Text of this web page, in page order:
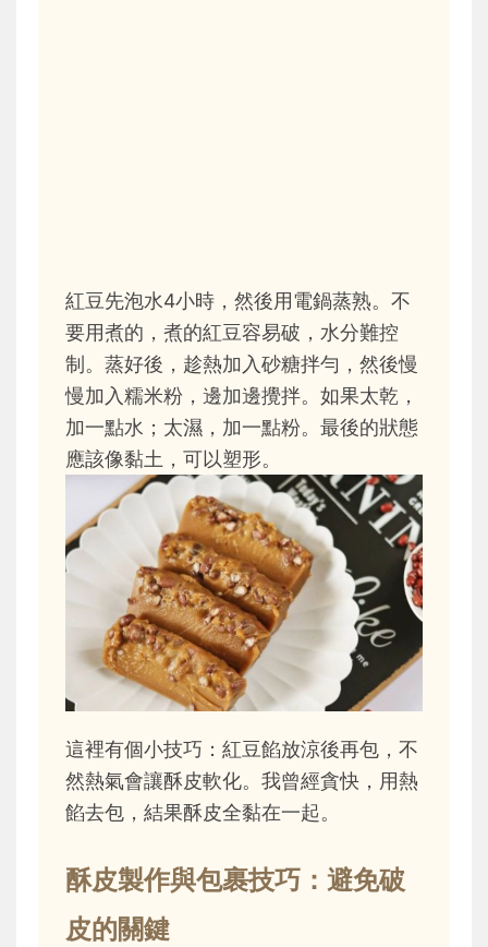
紅豆先泡水4小時，然後用電鍋蒸熟。不
要用煮的，煮的紅豆容易破，水分難控
制。蒸好後，趁熱加入砂糖拌勻，然後慢
慢加入糯米粉，邊加邊攪拌。如果太乾，
加一點水；太濕，加一點粉。最後的狀態
應該像黏土，可以塑形。
這裡有個小技巧：紅豆餡放涼後再包，不
然熱氣會讓酥皮軟化。我曾經貪快，用熱
餡去包，結果酥皮全黏在一起。
酥皮製作與包裹技巧：避免破
皮的關鍵